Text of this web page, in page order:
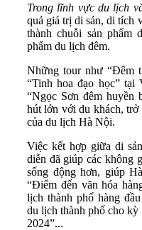
Trong lĩnh vực du lịch
quả giá trị di sản, di tích
thành chuỗi sản phẩm
phẩm du lịch đêm.
Những tour như “Đêm
“Tinh hoa đạo học”
“Ngọc Sơn đêm huyền
hút lớn với du khách, trở
của du lịch Hà Nội.
Việc kết hợp giữa di
diễn đã giúp các không
sống động hơn, giúp
“Điểm đến văn hóa
lịch thành phố hàng
du lịch thành phố cho kỳ
2024”...